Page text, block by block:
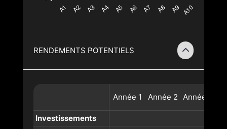
RENDEMENTS POTENTIELS
Année 1 Année 2 Année
Investissements